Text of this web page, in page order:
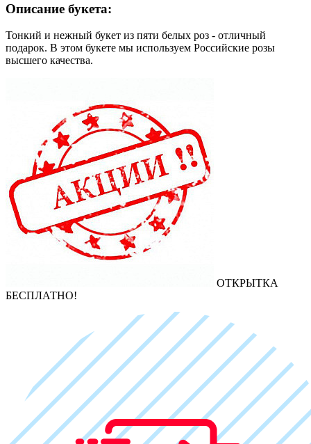
Описание букета:
Тонкий и нежный букет из пяти белых роз - отличный
подарок. В этом букете мы используем Российские розы
высшего качества.
ОТКРЫТКА
БЕСПЛАТНО!